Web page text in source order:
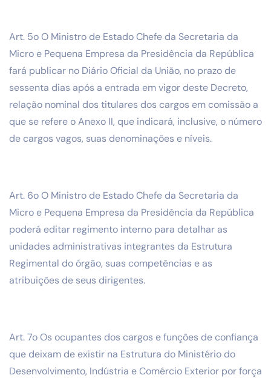
Art. 5o O Ministro de Estado Chefe da Secretaria da
Micro e Pequena Empresa da Presidência da República
fará publicar no Diário Oficial da União, no prazo de
sessenta dias após a entrada em vigor deste Decreto,
relação nominal dos titulares dos cargos em comissão a
que se refere o Anexo II, que indicará, inclusive, o número
de cargos vagos, suas denominações e níveis.
Art. 6o O Ministro de Estado Chefe da Secretaria da
Micro e Pequena Empresa da Presidência da República
poderá editar regimento interno para detalhar as
unidades administrativas integrantes da Estrutura
Regimental do órgão, suas competências e as
atribuições de seus dirigentes.
Art. 7o Os ocupantes dos cargos e funções de confiança
que deixam de existir na Estrutura do Ministério do
Desenvolvimento, Indústria e Comércio Exterior por força